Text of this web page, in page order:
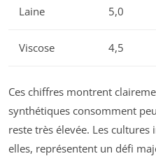
Laine 5,0
Viscose 4,5
Ces chiffres montrent
synthétiques consomment
reste très élevée. Les
elles, représentent un défi